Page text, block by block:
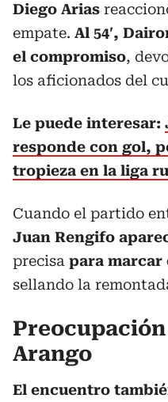
Diego Arias
empate. Al 54′,
el compromiso,
los aficionados del
Le puede interesar:
responde con gol,
tropieza en la liga
Cuando el partido
Juan Rengifo
precisa para marcar
sellando la
Arango
El encuentro